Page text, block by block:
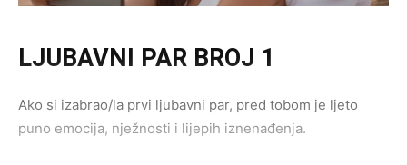
LJUBAVNI PAR BROJ 1
Ako si izabrao/la prvi ljubavni par, pred tobom je ljeto
puno emocija, nježnosti i lijepih iznenađenja.